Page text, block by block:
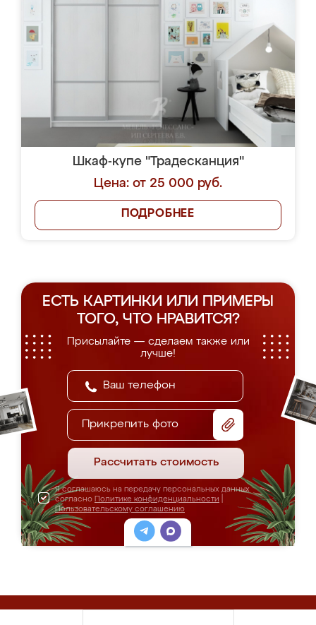
Шкаф-купе "Традесканция"
Цена: от 25 000 руб.
ПОДРОБНЕЕ
ЕСТЬ КАРТИНКИ ИЛИ ПРИМЕРЫ
ТОГО, ЧТО НРАВИТСЯ?
Присылайте — сделаем также или
лучше!
Прикрепить фото
Рассчитать стоимость
Я соглашаюсь на передачу персональных данных
согласно Политике конфиденциальности
Пользовательскому соглашению